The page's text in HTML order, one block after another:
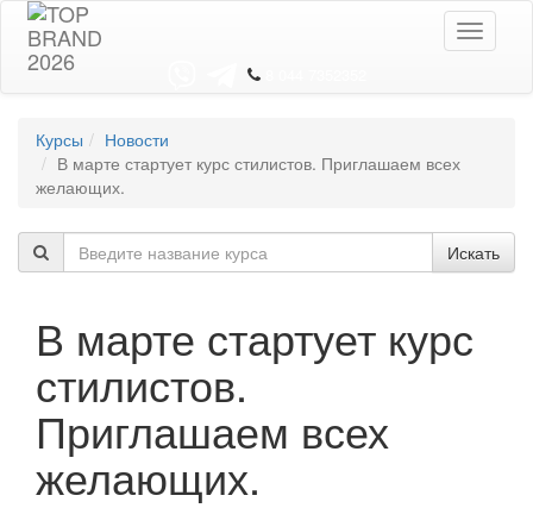
Toggle
Курсы
Новости
В марте стартует курс стилистов. Приглашаем всех
желающих.
Искать
В марте стартует курс
стилистов.
Приглашаем всех
желающих.